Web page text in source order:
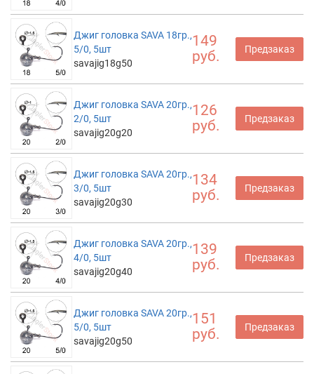
Джиг головка SAVA 18гр.,
5/0, 5шт
savajig18g50
149
руб.
Предзаказ
Джиг головка SAVA 20гр.,
2/0, 5шт
savajig20g20
126
руб.
Предзаказ
Джиг головка SAVA 20гр.,
3/0, 5шт
savajig20g30
134
руб.
Предзаказ
Джиг головка SAVA 20гр.,
4/0, 5шт
savajig20g40
139
руб.
Предзаказ
Джиг головка SAVA 20гр.,
5/0, 5шт
savajig20g50
151
руб.
Предзаказ